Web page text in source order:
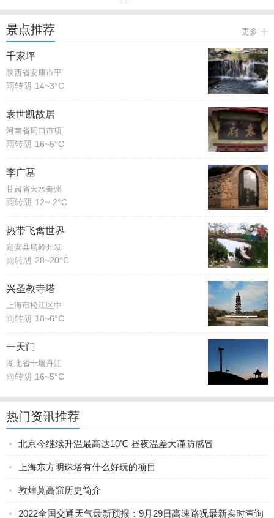
景点推荐 更多
千家坪
陕西省安康市平
雨转阴 14~3°C
袁世凯故居
河南省周口市项
雨转阴 16~5°C
李广墓
甘肃省天水秦州
雨转阴 12~-2°C
热带飞禽世界
定安县塔岭开发
雨转阴 28~20°C
兴圣教寺塔
上海市松江区中
雨转阴 18~6°C
一天门
湖北省十堰丹江
雨转阴 16~5°C
热门资讯推荐
北京今继续升温最高达10℃ 昼夜温差大谨防感冒
上海东方明珠塔有什么好玩的项目
敦煌莫高窟历史简介
2022全国交通天气最新预报：9月29日高速路况最新实时查询